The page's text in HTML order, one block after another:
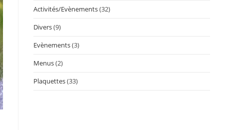
Activités/Evènements(32)
Divers(9)
Evènements(3)
Menus(2)
Plaquettes(33)